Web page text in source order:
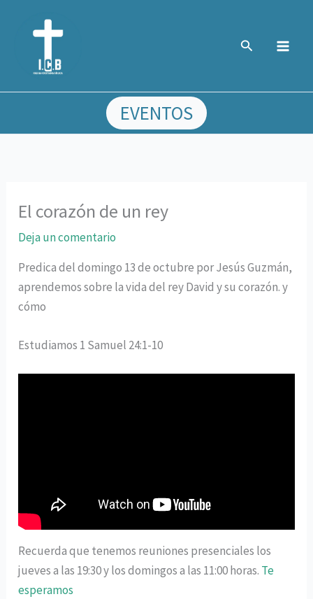
Buscar
EVENTOS
El corazón de un rey
Deja un comentario
Predica del domingo 13 de octubre por Jesús Guzmán,
aprendemos sobre la vida del rey David y su corazón. y
cómo
Estudiamos 1 Samuel 24:1-10
Recuerda que tenemos reuniones presenciales los
jueves a las 19:30 y los domingos a las 11:00 horas. Te
esperamos